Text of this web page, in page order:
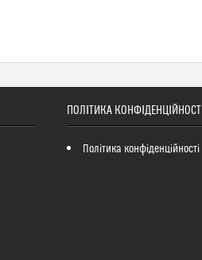
ПОЛІТИКА КОНФІДЕНЦІЙНОСТІ
Політика конфіденційності